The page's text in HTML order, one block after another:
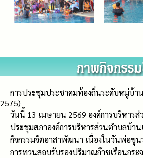
การประชุมประชาคมท้องถิ่นระดับหมู่บ้
2575)
วันนี้ 13 เมษายน 2569 องค์การบริหาร
ประชุมสภาองค์การบริหารส่วนตำบลบ้าน
กิจกรรมจิตอาสาพัฒนา เนื่องในวันพ่อขุ
การทวนสอบรับรองปริมาณก๊าซเรือนกระ